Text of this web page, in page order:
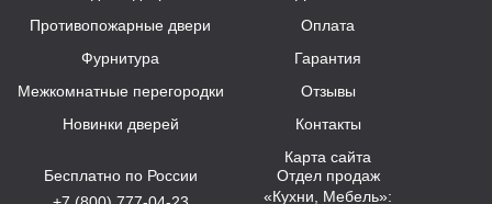
Противопожарные двери
Фурнитура
Межкомнатные перегородки
Новинки дверей
Оплата
Гарантия
Отзывы
Контакты
Карта сайта
Бесплатно по России
Отдел продаж
«Кухни, Мебель»: